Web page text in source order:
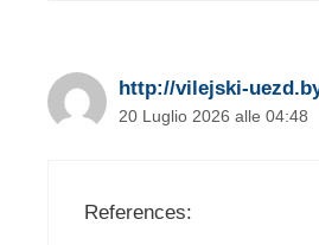
http://vilejski-
20 Luglio 2026 alle 04:48
References: